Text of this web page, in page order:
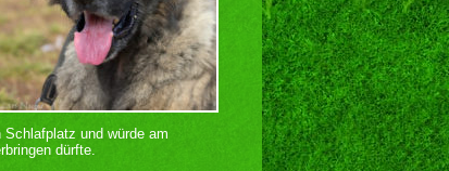
und würde am
dürfte.